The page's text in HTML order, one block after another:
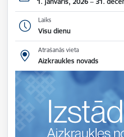
Laiks
Visu dienu
Atrašanās vieta
Aizkraukles novads